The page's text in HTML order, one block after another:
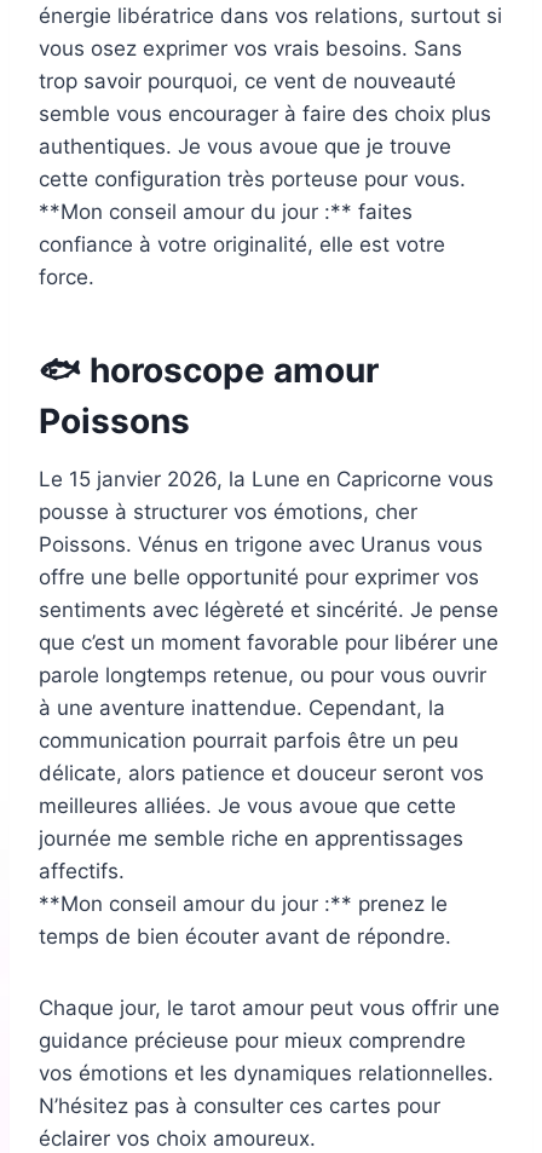
énergie libératrice dans vos relations, surtout si
vous osez exprimer vos vrais besoins. Sans
trop savoir pourquoi, ce vent de nouveauté
semble vous encourager à faire des choix plus
authentiques. Je vous avoue que je trouve
cette configuration très porteuse pour vous.
**Mon conseil amour du jour :** faites
confiance à votre originalité, elle est votre
force.
🐟 horoscope amour
Poissons
Le 15 janvier 2026, la Lune en Capricorne vous
pousse à structurer vos émotions, cher
Poissons. Vénus en trigone avec Uranus vous
offre une belle opportunité pour exprimer vos
sentiments avec légèreté et sincérité. Je pense
que c’est un moment favorable pour libérer une
parole longtemps retenue, ou pour vous ouvrir
à une aventure inattendue. Cependant, la
communication pourrait parfois être un peu
délicate, alors patience et douceur seront vos
meilleures alliées. Je vous avoue que cette
journée me semble riche en apprentissages
affectifs.
**Mon conseil amour du jour :** prenez le
temps de bien écouter avant de répondre.
Chaque jour, le tarot amour peut vous offrir une
guidance précieuse pour mieux comprendre
vos émotions et les dynamiques relationnelles.
N’hésitez pas à consulter ces cartes pour
éclairer vos choix amoureux.